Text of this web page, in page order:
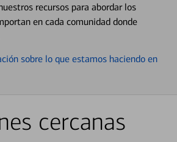
recursos para abordar los
en cada comunidad donde
sobre lo que estamos haciendo en
cercanas